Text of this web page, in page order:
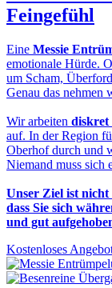
Feingefühl
Eine Messie
emotionale Hürde.
um Scham,
Genau das nehmen
Wir arbeiten diskret
auf. In der Region
Oberhof durch und
Niemand muss sich
Unser Ziel ist nicht
dass Sie sich
und gut
Kostenloses